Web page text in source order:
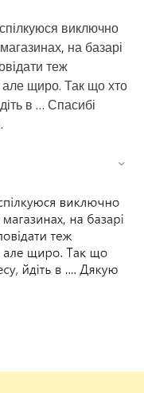
виключно
на базарі
теж
але щиро. Так що хто
в … Спасибі